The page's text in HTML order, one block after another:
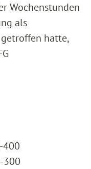
Wochenstunden
als
hatte,
300